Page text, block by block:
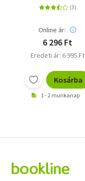
Online ár:
6 296 Ft
Eredeti ár: 6 995 Ft
Kosárba
1 - 2 munkanap